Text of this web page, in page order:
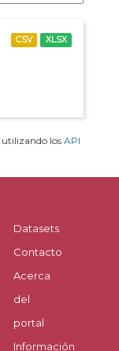
CSV XLSX
utilizando los API
Datasets
Contacto
Acerca
del
portal
Información